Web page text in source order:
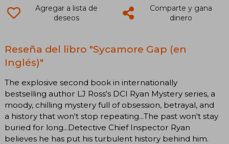
Agregar a lista de
deseos
Comparte y gana
dinero
Reseña del libro "Sycamore Gap (en
Inglés)"
The explosive second book in internationally
bestselling author LJ Ross's DCI Ryan Mystery series, a
moody, chilling mystery full of obsession, betrayal, and
a history that won't stop repeating...The past won't stay
buried for long...Detective Chief Inspector Ryan
believes he has put his turbulent history behind him.